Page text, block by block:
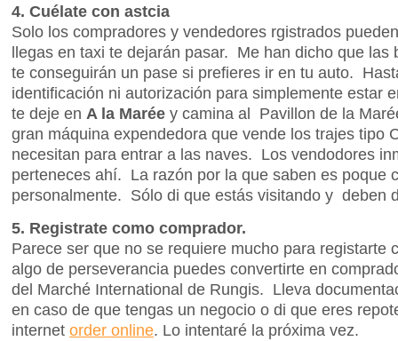
4. Cuélate con astcia
Solo los compradores y vendedores rgistrados
llegas en taxi te dejarán pasar. Me han dicho que las
te conseguirán un pase si prefieres ir en tu auto.
identificación ni autorización para simplemente estar
te deje en A la Marée y camina al Pavillon de la
gran máquina expendedora que vende los trajes tipo
necesitan para entrar a las naves. Los vendodores
perteneces ahí. La razón por la que saben es poque
personalmente. Sólo di que estás visitando y deben
5. Registrate como comprador.
Parece ser que no se requiere mucho para registarte
algo de perseverancia puedes convertirte en
del Marché International de Rungis. Lleva
en caso de que tengas un negocio o di que eres
internet order online. Lo intentaré la próxima vez.